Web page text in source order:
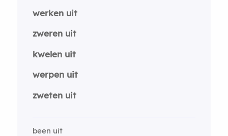
werken uit
zweren uit
kwelen uit
werpen uit
zweten uit
been uit